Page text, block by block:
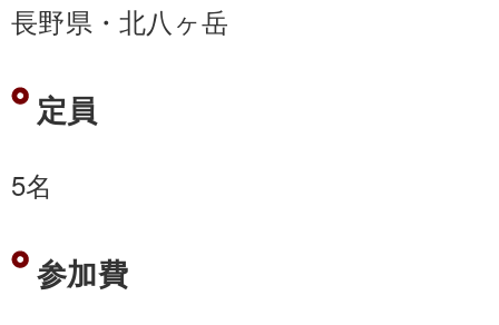
長野県・北八ヶ岳
定員
5名
参加費